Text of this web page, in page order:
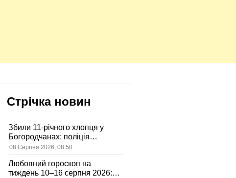
Стрічка новин
Збили 11-річного хлопця у
Богородчанах: поліція
встановлює обставини ДТП
08 Серпня 2026, 08:50
Любовний гороскоп на
тиждень 10–16 серпня 2026: